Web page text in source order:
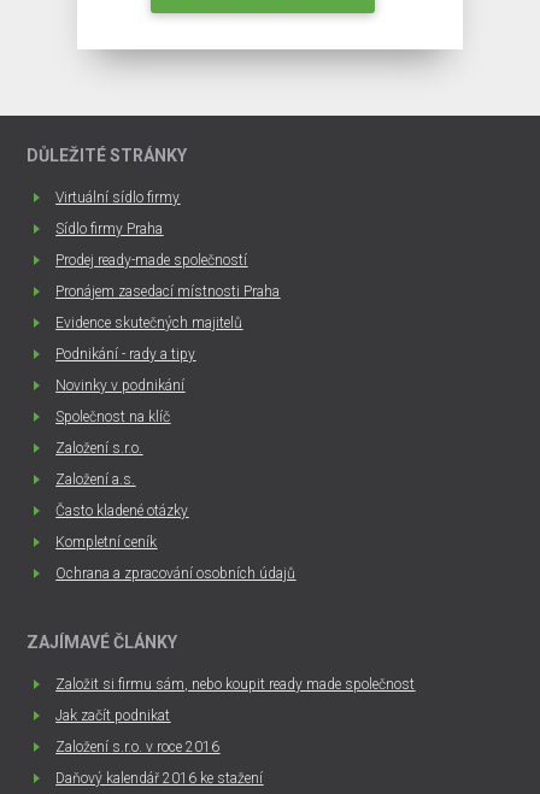
DŮLEŽITÉ STRÁNKY
Virtuální sídlo firmy
Sídlo firmy Praha
Prodej ready-made společností
Pronájem zasedací místnosti Praha
Evidence skutečných majitelů
Podnikání - rady a tipy
Novinky v podnikání
Společnost na klíč
Založení s.r.o.
Založení a.s.
Často kladené otázky
Kompletní ceník
Ochrana a zpracování osobních údajů
ZAJÍMAVÉ ČLÁNKY
Založit si firmu sám, nebo koupit ready made společnost
Jak začít podnikat
Založení s.r.o. v roce 2016
Daňový kalendář 2016 ke stažení